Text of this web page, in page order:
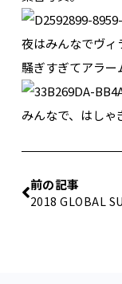
夜はみんなでヴィ
騒ぎすぎてアラ
みんなで、はし
前の記事